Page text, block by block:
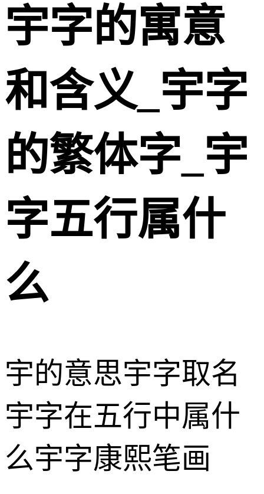
宇字的寓意
和含义_宇字
的繁体字_宇
字五行属什
么
宇的意思宇字取名
宇字在五行中属什
么宇字康熙笔画